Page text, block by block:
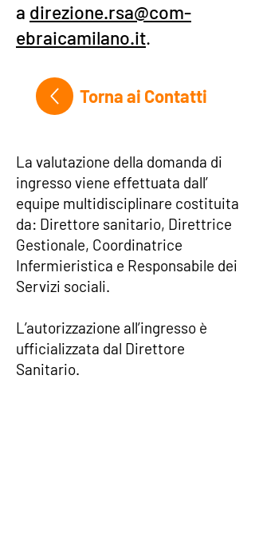
a direzione.rsa@com-
ebraicamilano.it.
Torna ai Contatti
La valutazione della domanda di
ingresso viene effettuata dall’
equipe multidisciplinare costituita
da: Direttore sanitario, Direttrice
Gestionale, Coordinatrice
Infermieristica e Responsabile dei
Servizi sociali.
L’autorizzazione all’ingresso è
ufficializzata dal Direttore
Sanitario.